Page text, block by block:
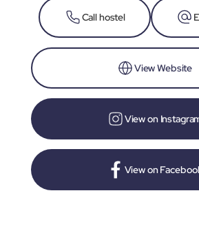
Call hostel
View Website
View on
View on